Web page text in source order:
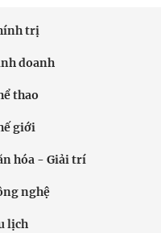
trị
doanh
thao
giới
hóa - Giải trí
nghệ
lịch